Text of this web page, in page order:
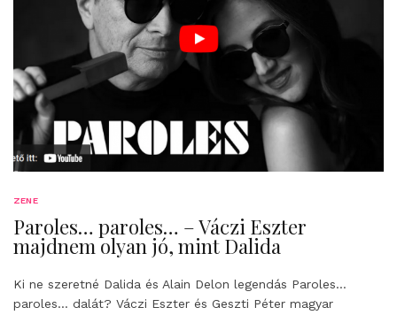
ZENE
Paroles… paroles… – Váczi Eszter
majdnem olyan jó, mint Dalida
Ki ne szeretné Dalida és Alain Delon legendás Paroles…
paroles… dalát? Váczi Eszter és Geszti Péter magyar